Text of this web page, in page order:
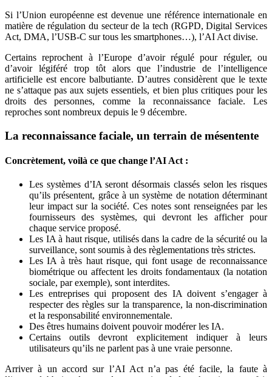
Si l’Union européenne est devenue une référence internationale en
matière de régulation du secteur de la tech (RGPD, Digital Services
Act, DMA, l’USB-C sur tous les smartphones…), l’AI Act divise.
Certains reprochent à l’Europe d’avoir régulé pour réguler, ou
d’avoir légiféré trop tôt alors que l’industrie de l’intelligence
artificielle est encore balbutiante. D’autres considèrent que le texte
ne s’attaque pas aux sujets essentiels, et bien plus critiques pour les
droits des personnes, comme la reconnaissance faciale. Les
reproches sont nombreux depuis le 9 décembre.
La reconnaissance faciale, un terrain de mésentente
Concrètement, voilà ce que change l’AI Act :
Les systèmes d’IA seront désormais classés selon les risques
qu’ils présentent, grâce à un système de notation déterminant
leur impact sur la société. Ces notes sont renseignées par les
fournisseurs des systèmes, qui devront les afficher pour
chaque service proposé.
Les IA à haut risque, utilisés dans la cadre de la sécurité ou la
surveillance, sont soumis à des règlementations très strictes.
Les IA à très haut risque, qui font usage de reconnaissance
biométrique ou affectent les droits fondamentaux (la notation
sociale, par exemple), sont interdites.
Les entreprises qui proposent des IA doivent s’engager à
respecter des règles sur la transparence, la non-discrimination
et la responsabilité environnementale.
Des êtres humains doivent pouvoir modérer les IA.
Certains outils devront explicitement indiquer à leurs
utilisateurs qu’ils ne parlent pas à une vraie personne.
Arriver à un accord sur l’AI Act n’a pas été facile, la faute à